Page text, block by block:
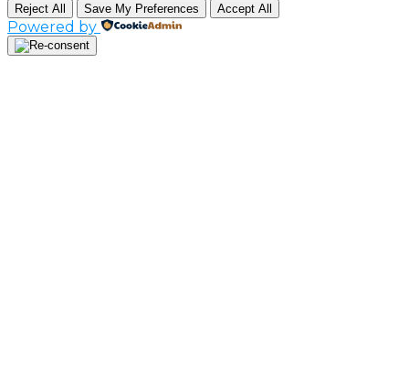
Reject All Save My Preferences Accept All
Powered by